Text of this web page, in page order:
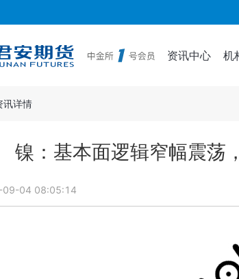
资讯中心 机
讯详情
镍：基本面逻辑窄幅震荡
09-04 08:05:14